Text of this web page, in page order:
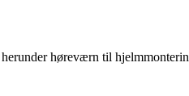
høreværn til